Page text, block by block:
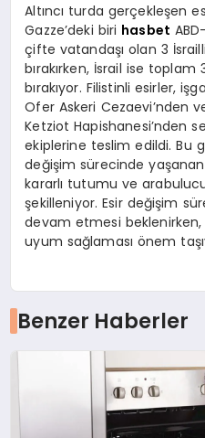
Altıncı turda gerçekleşen
Gazze’deki biri hasbet
çifte vatandaşı olan 3
bırakırken, İsrail ise
bırakıyor. Filistinli esirler,
Ofer Askeri Cezaevi’nden
Ketziot Hapishanesi’nden
ekiplerine teslim edildi. Bu
değişim sürecinde yaşanan
kararlı tutumu ve
şekilleniyor. Esir değişim
devam etmesi
uyum sağlaması önem
Benzer Haberler